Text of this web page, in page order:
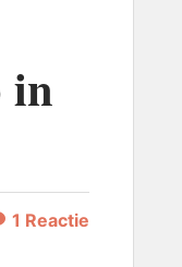
in
1 Reactie